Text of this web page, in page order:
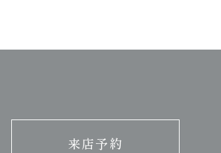
来店予約